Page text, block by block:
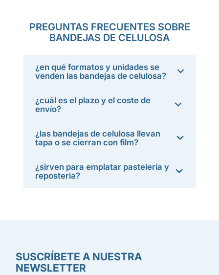
PREGUNTAS FRECUENTES SOBRE
BANDEJAS DE CELULOSA
¿en qué formatos y unidades se
venden las bandejas de celulosa?
¿cuál es el plazo y el coste de
envío?
¿las bandejas de celulosa llevan
tapa o se cierran con film?
¿sirven para emplatar pasteleria y
reposteria?
SUSCRÍBETE A NUESTRA
NEWSLETTER